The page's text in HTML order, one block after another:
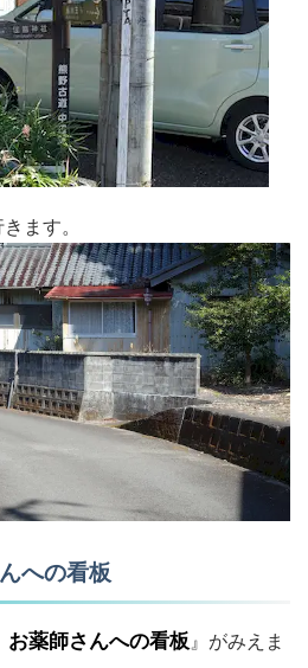
ます。
への看板
お薬師さんへの看板 』がみえま